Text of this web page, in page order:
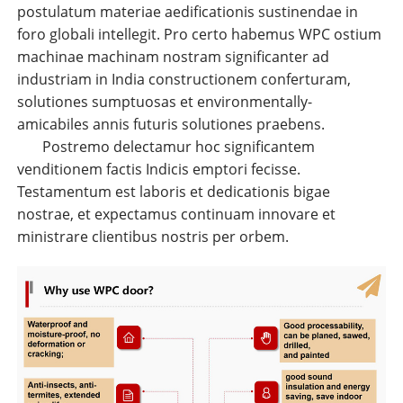
postulatum materiae aedificationis sustinendae in
foro globali intellegit. Pro certo habemus WPC ostium
machinae machinam nostram significanter ad
industriam in India constructionem conferturam,
solutiones sumptuosas et environmentally-
amicabiles annis futuris solutiones praebens.
Postremo delectamur hoc significantem
venditionem factis Indicis emptori fecisse.
Testamentum est laboris et dedicationis bigae
nostrae, et expectamus continuam innovare et
ministrare clientibus nostris per orbem.